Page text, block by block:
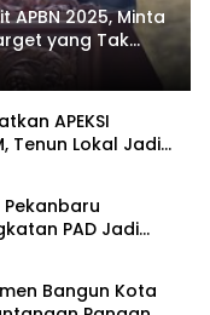
APBN 2025, Minta
yang Tak
APEKSI
Tenun Lokal Jadi
PAD Jadi
Bangun Kota